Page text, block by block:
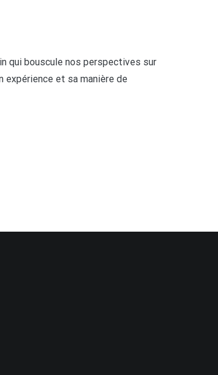
qui bouscule nos perspectives sur
expérience et sa manière de